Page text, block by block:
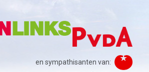
en sympathisanten van: